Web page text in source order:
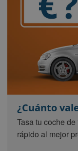
¿Cuánto
Tasa tu coche
rápido al mejor